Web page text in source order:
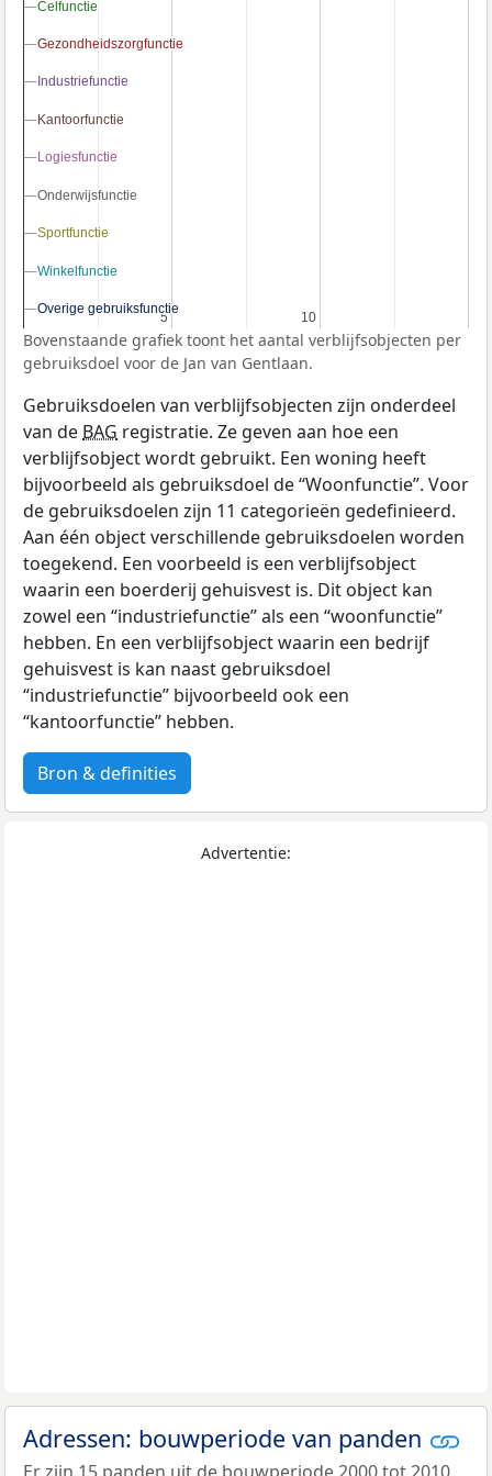
5
5 10
10
Celfunctie
Celfunctie
Gezondheidszorgfunctie
Gezondheidszorgfunctie
Industriefunctie
Industriefunctie
Kantoorfunctie
Kantoorfunctie
Logiesfunctie
Logiesfunctie
Onderwijsfunctie
Onderwijsfunctie
Sportfunctie
Sportfunctie
Winkelfunctie
Winkelfunctie
Overige gebruiksfunctie
Overige gebruiksfunctie
Bovenstaande grafiek toont het aantal verblijfsobjecten per
gebruiksdoel voor de Jan van Gentlaan.
Gebruiksdoelen van verblijfsobjecten zijn onderdeel
van de BAG registratie. Ze geven aan hoe een
verblijfsobject wordt gebruikt. Een woning heeft
bijvoorbeeld als gebruiksdoel de “Woonfunctie”. Voor
de gebruiksdoelen zijn 11 categorieën gedefinieerd.
Aan één object verschillende gebruiksdoelen worden
toegekend. Een voorbeeld is een verblijfsobject
waarin een boerderij gehuisvest is. Dit object kan
zowel een “industriefunctie” als een “woonfunctie”
hebben. En een verblijfsobject waarin een bedrijf
gehuisvest is kan naast gebruiksdoel
“industriefunctie” bijvoorbeeld ook een
“kantoorfunctie” hebben.
Bron & definities
Advertentie:
Adressen: bouwperiode van panden